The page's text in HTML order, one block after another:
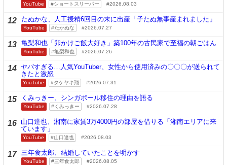
YouTube ショートスリーパー 2026.08.03
12 たぬかな、人工授精6回目の末に出産「子たぬ無事産まれました」
YouTube たかぬな 2026.07.27
13 亀梨和也「卵かけご飯大好き」築100年の古民家で至福の朝ごはん
YouTube 亀梨和也 2026.07.26
14 ヤバすぎる…人気YouTuber、女性から使用済みの〇〇〇が送られて
きたと激怒
YouTube タケヤキ翔 2026.07.31
15 くみっきー、シンガポール移住の理由を語る
YouTube くみっきー 2026.07.28
16 山口達也、湘南に家賃3万4000円の部屋を借りる「湘南エリアに来
ています」
YouTube 山口達也 2026.08.03
17 三年食太郎、結婚していたことを明かす
YouTube 三年食太郎 2026.08.05